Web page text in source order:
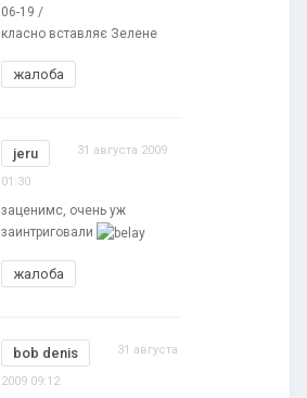
06-19 /
класно вставляє Зелене
жалоба
jeru 31 августа 2009
01:30
заценимс, очень уж
заинтриговали
жалоба
bob denis 31 августа
2009 09:12